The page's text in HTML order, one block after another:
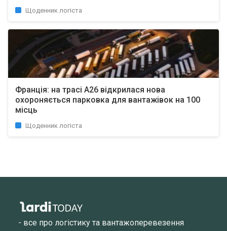
Щоденник логіста
Франція: на трасі A26 відкрилася нова
охороняється парковка для вантажівок на 100
місць
Щоденник логіста
- все про логістику та вантажоперевезення